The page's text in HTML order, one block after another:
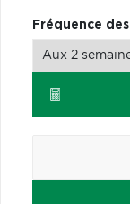
Fréquence